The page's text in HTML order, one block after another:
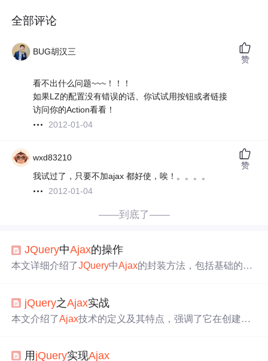
全部评论
BUG胡汉三
看不出什么问题~~~！！！
如果LZ的配置没有错误的话、你试试用按钮或者链接
访问你的Action看看！
2012-01-04
赞
wxd83210
我试过了，只要不加ajax 都好使，唉！。。。。
2012-01-04
赞
——到底了——
JQuery中Ajax的操作
本文详细介绍了JQuery中Ajax的封装方法，包括基础的$.a
jQuery之Ajax实战
本文介绍了Ajax技术的定义及其特点，强调了它在创建交
何使用jquery-3.2.1.js编写
用 jQuery实现Ajax